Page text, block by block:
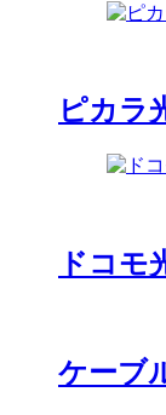
ピカラ
ドコモ
ケーブ